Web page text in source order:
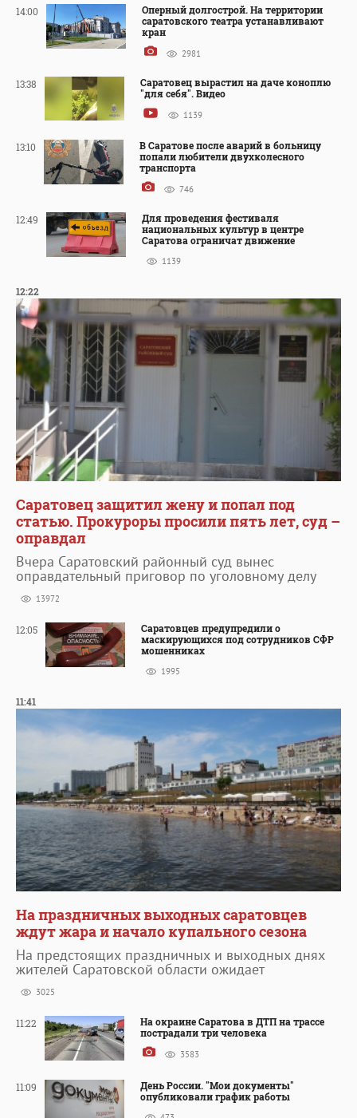
14:00
Оперный долгострой. На территории
саратовского театра устанавливают
кран
2981
13:38
Саратовец вырастил на даче коноплю
"для себя". Видео
1139
13:10
В Саратове после аварий в больницу
попали любители двухколесного
транспорта
746
12:49
Для проведения фестиваля
национальных культур в центре
Саратова ограничат движение
1139
12:22
Саратовец защитил жену и попал под
статью. Прокуроры просили пять лет, суд –
оправдал
Вчера Саратовский районный суд вынес
оправдательный приговор по уголовному делу
13972
12:05
Саратовцев предупредили о
маскирующихся под сотрудников СФР
мошенниках
1995
11:41
На праздничных выходных саратовцев
ждут жара и начало купального сезона
На предстоящих праздничных и выходных днях
жителей Саратовской области ожидает
3025
11:22
На окраине Саратова в ДТП на трассе
пострадали три человека
3583
11:09
День России. "Мои документы"
опубликовали график работы